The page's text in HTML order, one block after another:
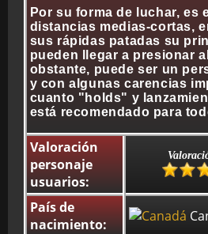
TIER
BMG-
Por su forma de luchar, es
distancias medias-cortas,
sus rápidas patadas su
pueden llegar a presionar
obstante, puede ser un
y con algunas carencias
cuanto "holds" y
está recomendado para
Valoración
personaje
usuarios:
País de
nacimiento: